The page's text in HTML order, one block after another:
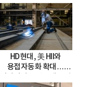
HD현대, 美 HII와
용접자동화 확대…